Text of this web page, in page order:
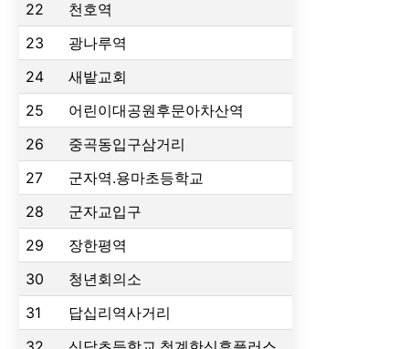
22
천호역
23
광나루역
24
새밭교회
25
어린이대공원후문아차산역
26
중곡동입구삼거리
27
군자역.용마초등학교
28
군자교입구
29
장한평역
30
청년회의소
31
답십리역사거리